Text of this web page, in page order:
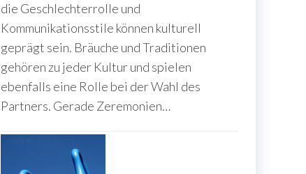
die Geschlechterrolle und
Kommunikationsstile können kulturell
geprägt sein. Bräuche und Traditionen
gehören zu jeder Kultur und spielen
ebenfalls eine Rolle bei der Wahl des
Partners. Gerade Zeremonien…